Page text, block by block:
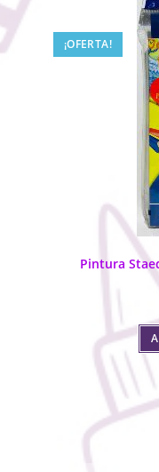
¡OFERTA!
Pintura